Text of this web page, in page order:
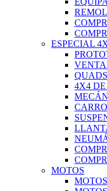
ESPECIAL
VENTA
4X4
MOTOS